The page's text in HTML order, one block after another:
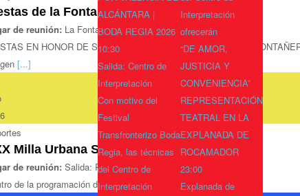
ALCÁNTARA |
BODA REGIA 2026
10:30
Salida: Centro de
Interpretación
Con motivo del
Festival
Transfronterizo Boda
Regia, las técnicas
del Centro de
Interpretación
Interpretación
ofrecerán
“DE AMOR,
JUSTICIA Y
CONVENIENCIA”
REPRESENTACIÓN
TEATRAL EN LA
EXPLANADA DE
ROCAMADOR
23:00
Explanada de
de la Fontañera
de reunión: La Fontañera
EN HONOR DE SANTA MARÍA DE LA PRIMAVERA LA
[...]
Milla Urbana San Bartolomé 2026
de reunión: Salida: Parque de España
de la programación de la Feria y Fiestas San Bartolomé 2026